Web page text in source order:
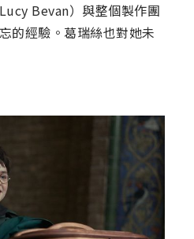
Bevan）與整個製作團
的經驗。葛瑞絲也對她未